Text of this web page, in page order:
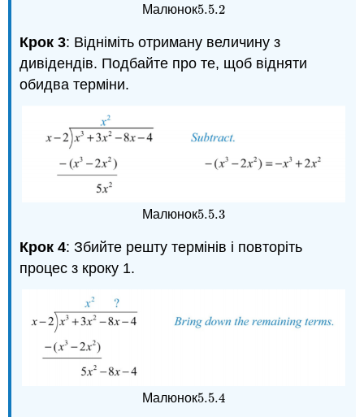
Малюнок5.5.2
5.5.2
Крок 3: Відніміть отриману величину з
дивідендів. Подбайте про те, щоб відняти
обидва терміни.
Малюнок5.5.3
5.5.3
Крок 4: Збийте решту термінів і повторіть
процес з кроку 1.
Малюнок5.5.4
5.5.4